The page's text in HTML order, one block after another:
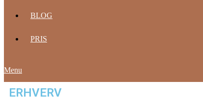
BLOG
PRIS
Menu
ERHVERV